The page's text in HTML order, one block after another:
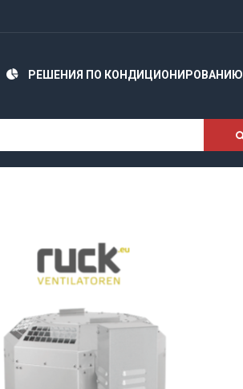
РЕШЕНИЯ ПО КОНДИЦИОНИРОВАНИЮ